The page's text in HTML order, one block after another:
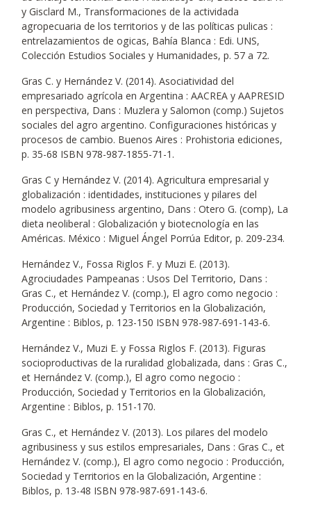
y Gisclard M., Transformaciones de la actividada
agropecuaria de los territorios y de las políticas pulicas :
entrelazamientos de ogicas, Bahía Blanca : Edi. UNS,
Colección Estudios Sociales y Humanidades, p. 57 a 72.
Gras C. y Hernández V. (2014). Asociatividad del
empresariado agrícola en Argentina : AACREA y AAPRESID
en perspectiva, Dans : Muzlera y Salomon (comp.) Sujetos
sociales del agro argentino. Configuraciones históricas y
procesos de cambio. Buenos Aires : Prohistoria ediciones,
p. 35-68 ISBN 978-987-1855-71-1.
Gras C y Hernández V. (2014). Agricultura empresarial y
globalización : identidades, instituciones y pilares del
modelo agribusiness argentino, Dans : Otero G. (comp), La
dieta neoliberal : Globalización y biotecnología en las
Américas. México : Miguel Ángel Porrúa Editor, p. 209-234.
Hernández V., Fossa Riglos F. y Muzi E. (2013).
Agrociudades Pampeanas : Usos Del Territorio, Dans :
Gras C., et Hernández V. (comp.), El agro como negocio :
Producción, Sociedad y Territorios en la Globalización,
Argentine : Biblos, p. 123-150 ISBN 978-987-691-143-6.
Hernández V., Muzi E. y Fossa Riglos F. (2013). Figuras
socioproductivas de la ruralidad globalizada, dans : Gras C.,
et Hernández V. (comp.), El agro como negocio :
Producción, Sociedad y Territorios en la Globalización,
Argentine : Biblos, p. 151-170.
Gras C., et Hernández V. (2013). Los pilares del modelo
agribusiness y sus estilos empresariales, Dans : Gras C., et
Hernández V. (comp.), El agro como negocio : Producción,
Sociedad y Territorios en la Globalización, Argentine :
Biblos, p. 13-48 ISBN 978-987-691-143-6.